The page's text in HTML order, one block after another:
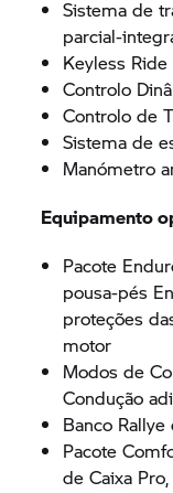
Sistema de
parcial-
Keyless Ride
Controlo
Controlo de
Sistema de
Manómetro
Equipamento
Pacote
pousa-pés
proteções
motor
Modos de
Condução
Banco
Pacote
de Caixa